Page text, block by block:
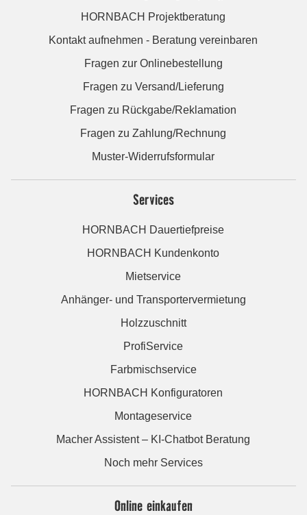
HORNBACH Projektberatung
Kontakt aufnehmen - Beratung vereinbaren
Fragen zur Onlinebestellung
Fragen zu Versand/Lieferung
Fragen zu Rückgabe/Reklamation
Fragen zu Zahlung/Rechnung
Muster-Widerrufsformular
Services
HORNBACH Dauertiefpreise
HORNBACH Kundenkonto
Mietservice
Anhänger- und Transportervermietung
Holzzuschnitt
ProfiService
Farbmischservice
HORNBACH Konfiguratoren
Montageservice
Macher Assistent – KI-Chatbot Beratung
Noch mehr Services
Online einkaufen